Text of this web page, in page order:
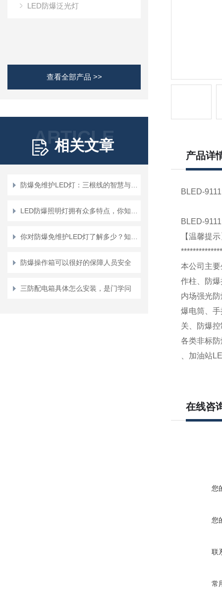
LED防爆泛光灯
查看全部产品 >>
ARTICLE
相关文章
防爆操作箱可以很好的保障人员安全
三防配电箱具体怎么安装，是门学问
产品详
BLED-
BLED-
【温馨提
本公司主
作柱、防
内场强光
爆电筒、
关、防爆
各类非标
加油站
在线咨
您
您
联
常